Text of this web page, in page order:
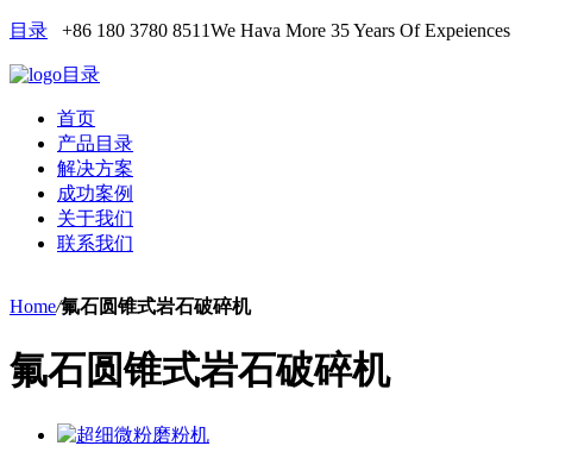
目录 +86 180 3780 8511We Hava More 35 Years Of Expeiences
目录
首页
产品目录
解决方案
成功案例
关于我们
联系我们
Home/氟石圆锥式岩石破碎机
氟石圆锥式岩石破碎机